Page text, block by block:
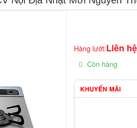
Hàng lướt:Liên hệ
Còn hàng